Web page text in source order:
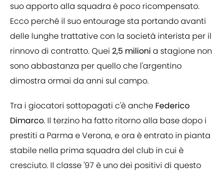
suo apporto alla squadra è poco ricompensato.
Ecco perché il suo entourage sta portando avanti
delle lunghe trattative con la società interista per il
rinnovo di contratto. Quei 2,5 milioni a stagione non
sono abbastanza per quello che l'argentino
dimostra ormai da anni sul campo.
Tra i giocatori sottopagati c'è anche Federico
Dimarco. Il terzino ha fatto ritorno alla base dopo i
prestiti a Parma e Verona, e ora è entrato in pianta
stabile nella prima squadra del club in cui è
cresciuto. Il classe '97 è uno dei positivi di questo